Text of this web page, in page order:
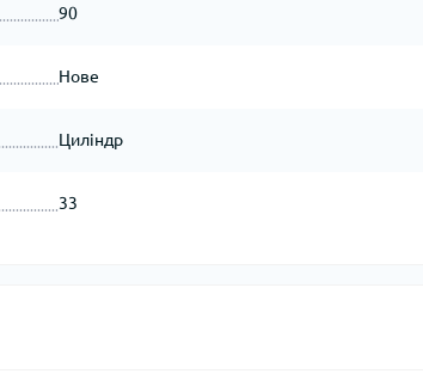
90
Нове
Циліндр
33